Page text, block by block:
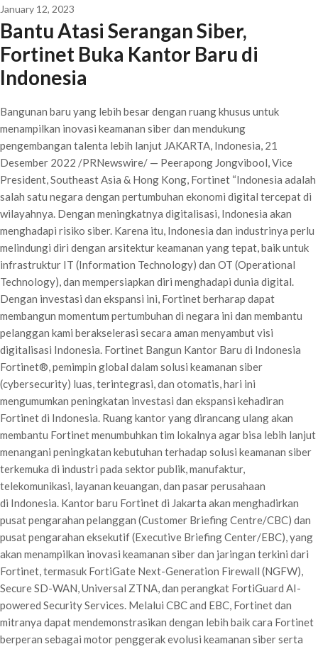
January 12, 2023
Bantu Atasi Serangan Siber,
Fortinet Buka Kantor Baru di
Indonesia
Bangunan baru yang lebih besar dengan ruang khusus untuk
menampilkan inovasi keamanan siber dan mendukung
pengembangan talenta lebih lanjut JAKARTA, Indonesia, 21
Desember 2022 /PRNewswire/ — Peerapong Jongvibool, Vice
President, Southeast Asia & Hong Kong, Fortinet “Indonesia adalah
salah satu negara dengan pertumbuhan ekonomi digital tercepat di
wilayahnya. Dengan meningkatnya digitalisasi, Indonesia akan
menghadapi risiko siber. Karena itu, Indonesia dan industrinya perlu
melindungi diri dengan arsitektur keamanan yang tepat, baik untuk
infrastruktur IT (Information Technology) dan OT (Operational
Technology), dan mempersiapkan diri menghadapi dunia digital.
Dengan investasi dan ekspansi ini, Fortinet berharap dapat
membangun momentum pertumbuhan di negara ini dan membantu
pelanggan kami berakselerasi secara aman menyambut visi
digitalisasi Indonesia. Fortinet Bangun Kantor Baru di Indonesia
Fortinet®, pemimpin global dalam solusi keamanan siber
(cybersecurity) luas, terintegrasi, dan otomatis, hari ini
mengumumkan peningkatan investasi dan ekspansi kehadiran
Fortinet di Indonesia. Ruang kantor yang dirancang ulang akan
membantu Fortinet menumbuhkan tim lokalnya agar bisa lebih lanjut
menangani peningkatan kebutuhan terhadap solusi keamanan siber
terkemuka di industri pada sektor publik, manufaktur,
telekomunikasi, layanan keuangan, dan pasar perusahaan
di Indonesia. Kantor baru Fortinet di Jakarta akan menghadirkan
pusat pengarahan pelanggan (Customer Briefing Centre/CBC) dan
pusat pengarahan eksekutif (Executive Briefing Center/EBC), yang
akan menampilkan inovasi keamanan siber dan jaringan terkini dari
Fortinet, termasuk FortiGate Next-Generation Firewall (NGFW),
Secure SD-WAN, Universal ZTNA, dan perangkat FortiGuard AI-
powered Security Services. Melalui CBC and EBC, Fortinet dan
mitranya dapat mendemonstrasikan dengan lebih baik cara Fortinet
berperan sebagai motor penggerak evolusi keamanan siber serta